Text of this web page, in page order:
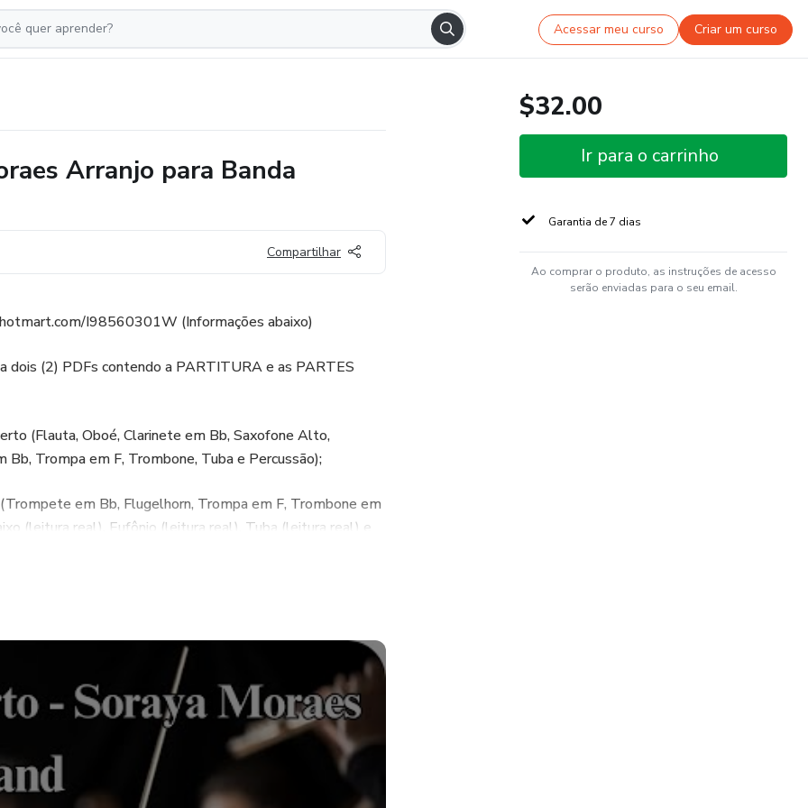
Acessar meu curso Criar um curso
Arranjo para Banda
Compartilhar
I98560301W (Informações abaixo)
dois (2) PDFs contendo a PARTITURA e as PARTES
(Flauta, Oboé, Clarinete em Bb, Saxofone Alto,
Trompa em F, Trombone, Tuba e Percussão);
em Bb, Flugelhorn, Trompa em F, Trombone em
(leitura real), Eufônio (leitura real), Tuba (leitura real) e
jornada profunda pelas areias do deserto com "Caminho
agora habilmente arranjada para banda sinfônica! Esta
essência da música original, mesclando melodias sinceras,
vívidas que o transportarão para um mundo de fé e
a atmosfera espiritual da icônica composição de Soraya
que inspirará audiências de todas as idades. Ideal
de banda sinfônica, este arranjo é uma celebração
$32.00
Ir para o carrinho
Garantia de 7 dias
Ao comprar o produto, as instruções de acesso
serão enviadas para o seu email.